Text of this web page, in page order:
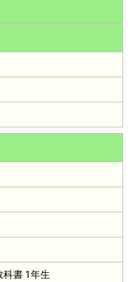
科書 1年生